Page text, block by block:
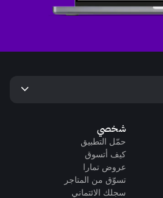
شخصي
حمّل التطبيق
كيف أتسوق
عروض تمارا
تسوّق من المتاجر
سجلك الائتماني
keyboard_arrow_down